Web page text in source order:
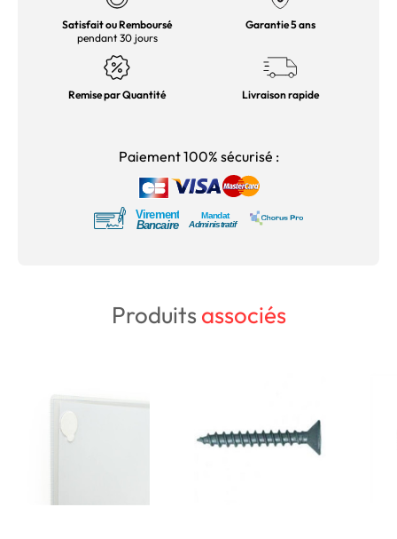
Satisfait ou Remboursé
pendant 30 jours
Garantie 5 ans
Remise par Quantité Livraison rapide
Paiement 100% sécurisé :
Produitsassociés